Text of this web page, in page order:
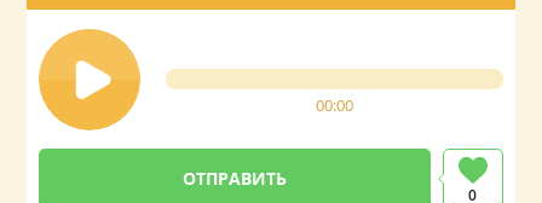
00:00
0